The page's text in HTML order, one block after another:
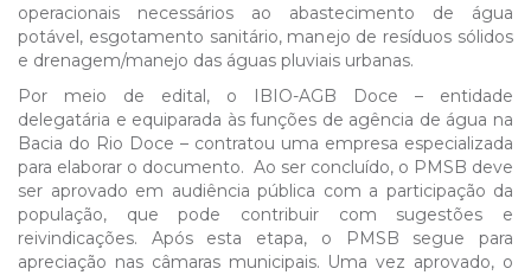
operacionais necessários ao abastecimento de água
potável, esgotamento sanitário, manejo de resíduos sólidos
e drenagem/manejo das águas pluviais urbanas.
Por meio de edital, o IBIO-AGB Doce – entidade
delegatária e equiparada às funções de agência de água na
Bacia do Rio Doce – contratou uma empresa especializada
para elaborar o documento. Ao ser concluído, o PMSB deve
ser aprovado em audiência pública com a participação da
população, que pode contribuir com sugestões e
reivindicações. Após esta etapa, o PMSB segue para
apreciação nas câmaras municipais. Uma vez aprovado, o